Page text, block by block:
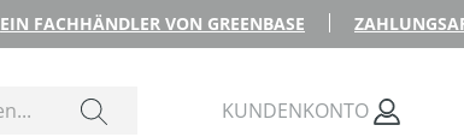
EIN FACHHÄNDLER VON GREENBASE
KUNDENKONTO